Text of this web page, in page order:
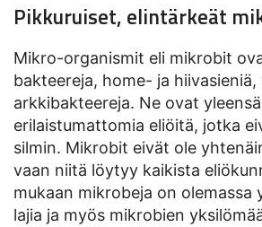
Pikkuruiset, elintärkeät
Mikro-organismit eli mikrobit
bakteereja, home- ja hiivasieniä,
arkkibakteereja. Ne ovat
erilaistumattomia eliöitä, jotka
silmin. Mikrobit eivät ole
vaan niitä löytyy kaikista
mukaan mikrobeja on olemassa
lajia ja myös mikrobien